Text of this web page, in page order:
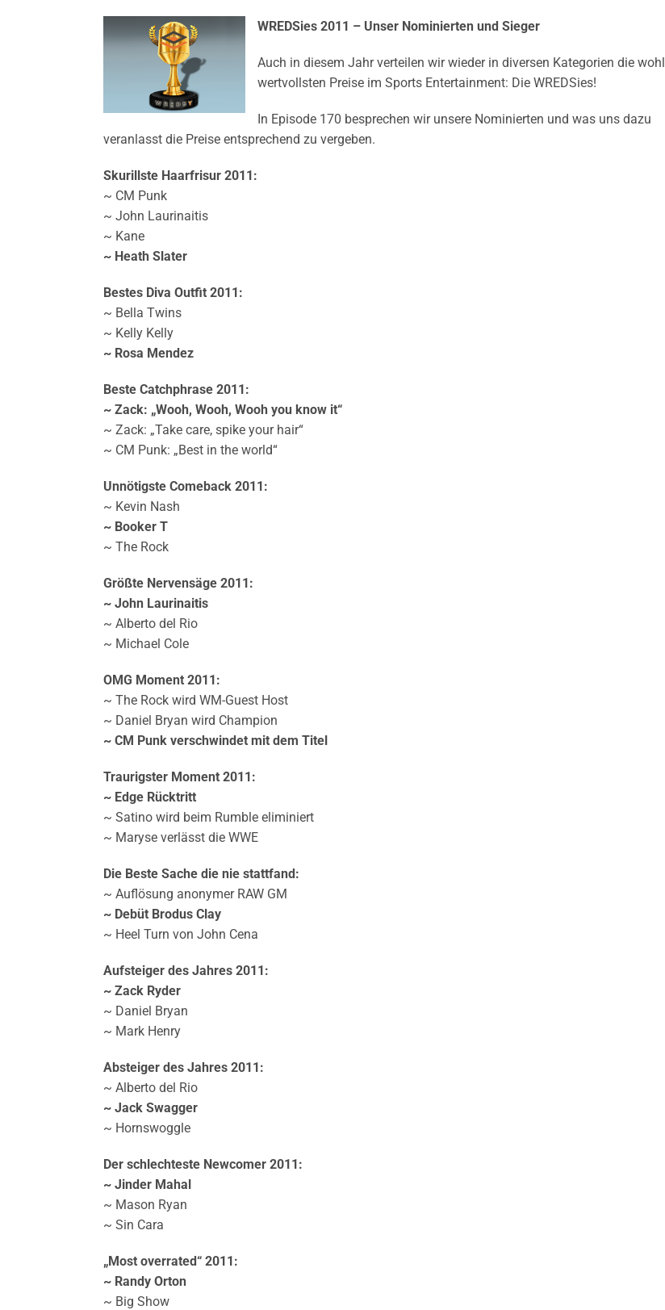
WREDSies 2011 – Unser Nominierten und Sieger
Auch in diesem Jahr verteilen wir wieder in diversen Kategorien die wohl
wertvollsten Preise im Sports Entertainment: Die WREDSies!
In Episode 170 besprechen wir unsere Nominierten und was uns dazu
veranlasst die Preise entsprechend zu vergeben.
Skurillste Haarfrisur 2011:
~ CM Punk
~ John Laurinaitis
~ Kane
~ Heath Slater
Bestes Diva Outfit 2011:
~ Bella Twins
~ Kelly Kelly
~ Rosa Mendez
Beste Catchphrase 2011:
~ Zack: „Wooh, Wooh, Wooh you know it“
~ Zack: „Take care, spike your hair“
~ CM Punk: „Best in the world“
Unnötigste Comeback 2011:
~ Kevin Nash
~ Booker T
~ The Rock
Größte Nervensäge 2011:
~ John Laurinaitis
~ Alberto del Rio
~ Michael Cole
OMG Moment 2011:
~ The Rock wird WM-Guest Host
~ Daniel Bryan wird Champion
~ CM Punk verschwindet mit dem Titel
Traurigster Moment 2011:
~ Edge Rücktritt
~ Satino wird beim Rumble eliminiert
~ Maryse verlässt die WWE
Die Beste Sache die nie stattfand:
~ Auflösung anonymer RAW GM
~ Debüt Brodus Clay
~ Heel Turn von John Cena
Aufsteiger des Jahres 2011:
~ Zack Ryder
~ Daniel Bryan
~ Mark Henry
Absteiger des Jahres 2011:
~ Alberto del Rio
~ Jack Swagger
~ Hornswoggle
Der schlechteste Newcomer 2011:
~ Jinder Mahal
~ Mason Ryan
~ Sin Cara
„Most overrated“ 2011:
~ Randy Orton
~ Big Show